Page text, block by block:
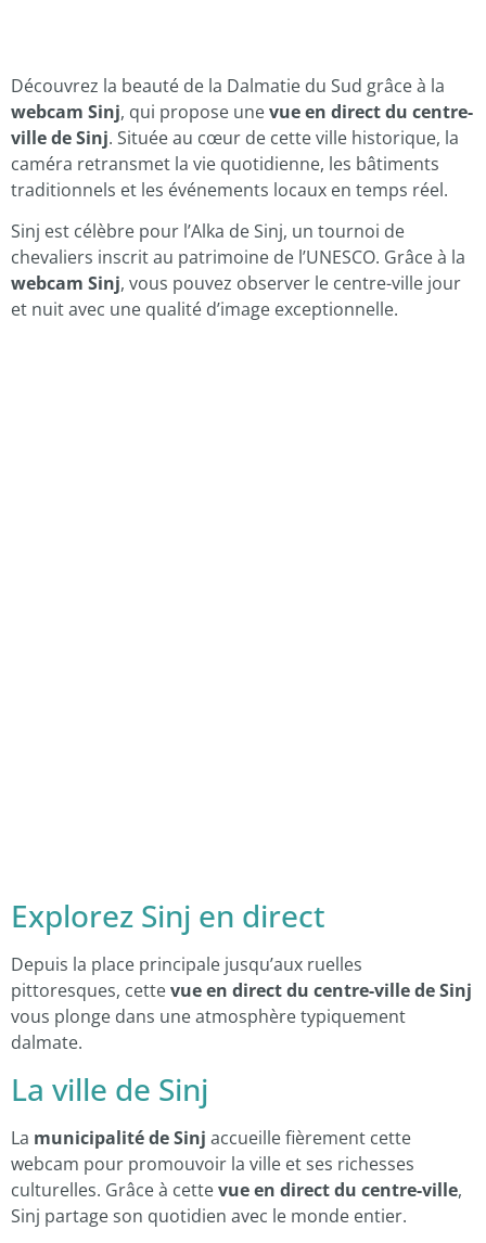
Découvrez la beauté de la Dalmatie du Sud grâce à la
webcam Sinj, qui propose unevue en direct du centre-
ville de Sinj. Située au cœur de cette ville historique, la
caméra retransmet la vie quotidienne, les bâtiments
traditionnels et les événements locaux en temps réel.
Sinj est célèbre pour l’Alka de Sinj, un tournoi de
chevaliers inscrit au patrimoine de l’UNESCO. Grâce à la
webcam Sinj, vous pouvez observer le centre-ville jour
et nuit avec une qualité d’image exceptionnelle.
Explorez Sinj en direct
Depuis la place principale jusqu’aux ruelles
pittoresques, cettevue en direct du centre-ville de Sinj
vous plonge dans une atmosphère typiquement
dalmate.
La ville de Sinj
La municipalité de Sinj accueille fièrement cette
webcam pour promouvoir la ville et ses richesses
culturelles. Grâce à cettevue en direct du centre-ville,
Sinj partage son quotidien avec le monde entier.